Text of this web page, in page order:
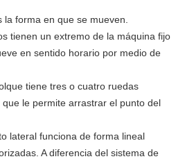
forma en que se mueven.
tienen un extremo de la máquina fijo
en sentido horario por medio de
tiene tres o cuatro ruedas
le permite arrastrar el punto del
lateral funciona de forma lineal
A diferencia del sistema de